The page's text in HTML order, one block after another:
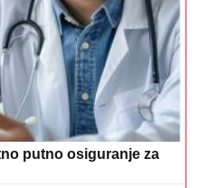
putno osiguranje za